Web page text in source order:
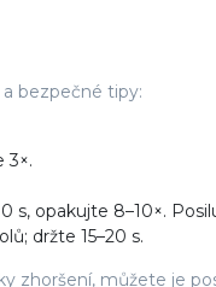
bezpečné tipy:
3×.
opakujte 8–10×.
držte 15–20 s.
zhoršení, můžete je